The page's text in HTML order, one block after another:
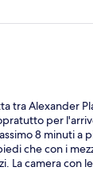
tra Alexander
per
8 minuti a
che con i
La camera con